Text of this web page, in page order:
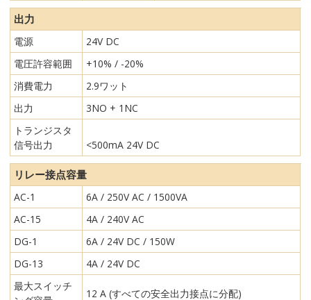
出力
電源
24V DC
電圧許容範囲
+10% / -20%
消費電力
2.9ワット
出力
3NO + 1NC
トランジスタ
信号出力
<500mA 24V DC
リレー接点容量
AC-1
6A / 250V AC / 1500VA
AC-15
4A / 240V AC
DG-1
6A / 24V DC / 150W
DG-13
4A / 24V DC
最大スイッチ
12 A (すべての安全出力接点に分配)